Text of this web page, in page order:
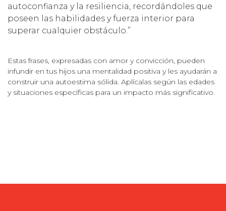
autoconfianza y la resiliencia, recordándoles que
poseen las habilidades y fuerza interior para
superar cualquier obstáculo.”
Estas frases, expresadas con amor y convicción, pueden
infundir en tus hijos una mentalidad positiva y les ayudarán a
construir una autoestima sólida. Aplícalas según las edades
y situaciones específicas para un impacto más significativo.